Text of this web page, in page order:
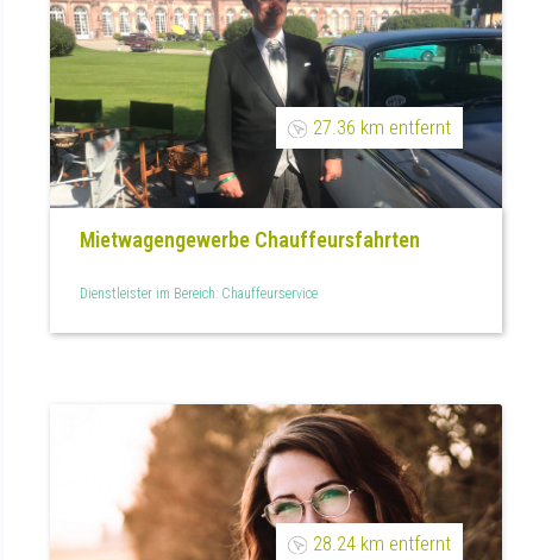
27.36 km entfernt
Mietwagengewerbe Chauffeursfahrten
Dienstleister im Bereich: Chauffeurservice
28.24 km entfernt